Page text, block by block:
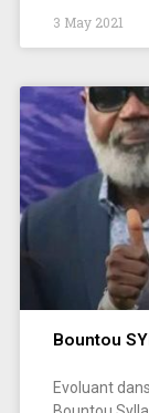
3 May 2021
Bountou
Evoluant